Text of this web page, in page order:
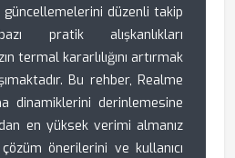
güncellemelerini düzenli takip
pratik alışkanlıkları
termal kararlılığını artırmak
Bu rehber, Realme
dinamiklerini derinlemesine
en yüksek verimi almanız
önerilerini ve kullanıcı